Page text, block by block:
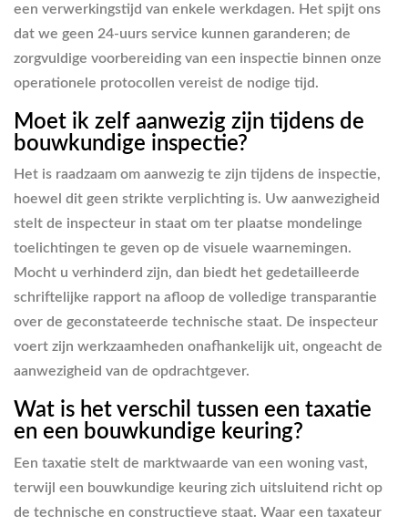
een verwerkingstijd van enkele werkdagen. Het spijt ons
dat we geen 24-uurs service kunnen garanderen; de
zorgvuldige voorbereiding van een inspectie binnen onze
operationele protocollen vereist de nodige tijd.
Moet ik zelf aanwezig zijn tijdens de
bouwkundige inspectie?
Het is raadzaam om aanwezig te zijn tijdens de inspectie,
hoewel dit geen strikte verplichting is. Uw aanwezigheid
stelt de inspecteur in staat om ter plaatse mondelinge
toelichtingen te geven op de visuele waarnemingen.
Mocht u verhinderd zijn, dan biedt het gedetailleerde
schriftelijke rapport na afloop de volledige transparantie
over de geconstateerde technische staat. De inspecteur
voert zijn werkzaamheden onafhankelijk uit, ongeacht de
aanwezigheid van de opdrachtgever.
Wat is het verschil tussen een taxatie
en een bouwkundige keuring?
Een taxatie stelt de marktwaarde van een woning vast,
terwijl een bouwkundige keuring zich uitsluitend richt op
de technische en constructieve staat. Waar een taxateur